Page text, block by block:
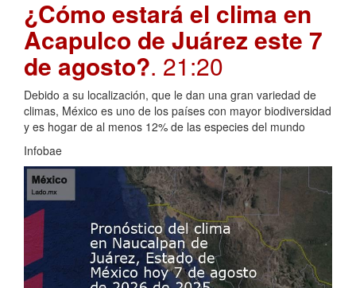
¿Cómo estará el clima en
Acapulco de Juárez este 7
de agosto?. 21:20
Debido a su localización, que le dan una gran variedad de
climas, México es uno de los países con mayor biodiversidad
y es hogar de al menos 12% de las especies del mundo
Infobae